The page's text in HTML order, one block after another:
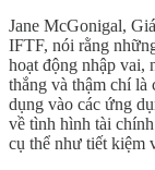
Jane McGonigal,
IFTF, nói rằng
hoạt động nhập vai,
thắng và thậm chí là
dụng vào các ứng
về tình hình tài
cụ thể như tiết kiệm